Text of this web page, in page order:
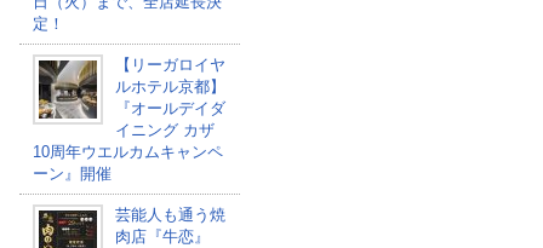
定！
【リーガロイヤ
ルホテル京都】
『オールデイダ
イニング カザ
10周年ウエルカムキャンペ
ーン』開催
芸能人も通う焼
肉店『牛恋』